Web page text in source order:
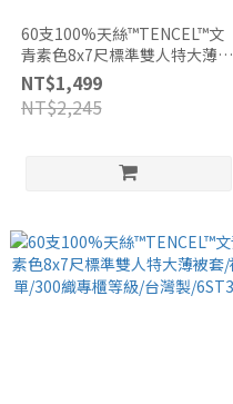
60支100%天絲™TENCEL™文
青素色8x7尺標準雙人特大薄被
套/被單/300織專櫃等級/台灣
製/6ST32
NT$1,499
NT$2,245